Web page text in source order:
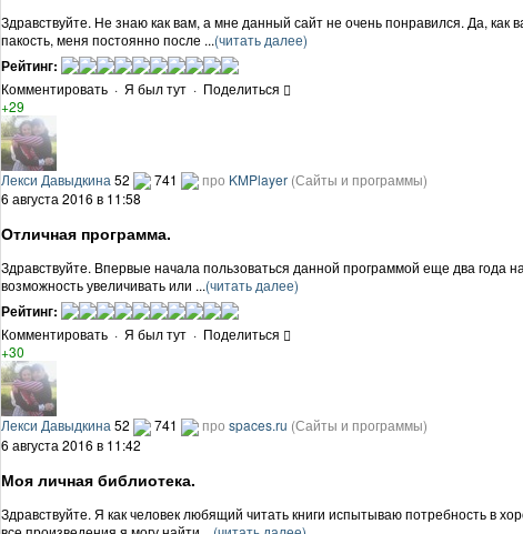
Здравствуйте. Не знаю как вам, а мне данный сайт не очень понравился. Да,
пакость, меня постоянно после ...(читать далее)
Рейтинг:
Комментировать · Я был тут · Поделиться
+29
Лекси Давыдкина 52 741 про KMPlayer (Сайты и программы)
6 августа 2016 в 11:58
Отличная программа.
Здравствуйте. Впервые начала пользоваться данной программой еще два года
возможность увеличивать или ...(читать далее)
Рейтинг:
Комментировать · Я был тут · Поделиться
+30
Лекси Давыдкина 52 741 про spaces.ru (Сайты и программы)
6 августа 2016 в 11:42
Моя личная библиотека.
Здравствуйте. Я как человек любящий читать книги испытываю потребность в